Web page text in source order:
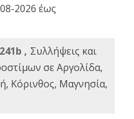
2026 έως
, Συλλήψεις και
σε Αργολίδα,
Κόρινθος, Μαγνησία,